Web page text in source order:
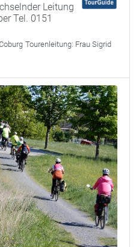
Leitung
Tel. 0151
Tourenleitung: Frau Sigrid